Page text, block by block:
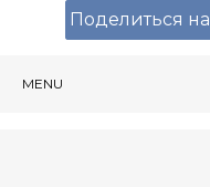
MENU
Поделиться